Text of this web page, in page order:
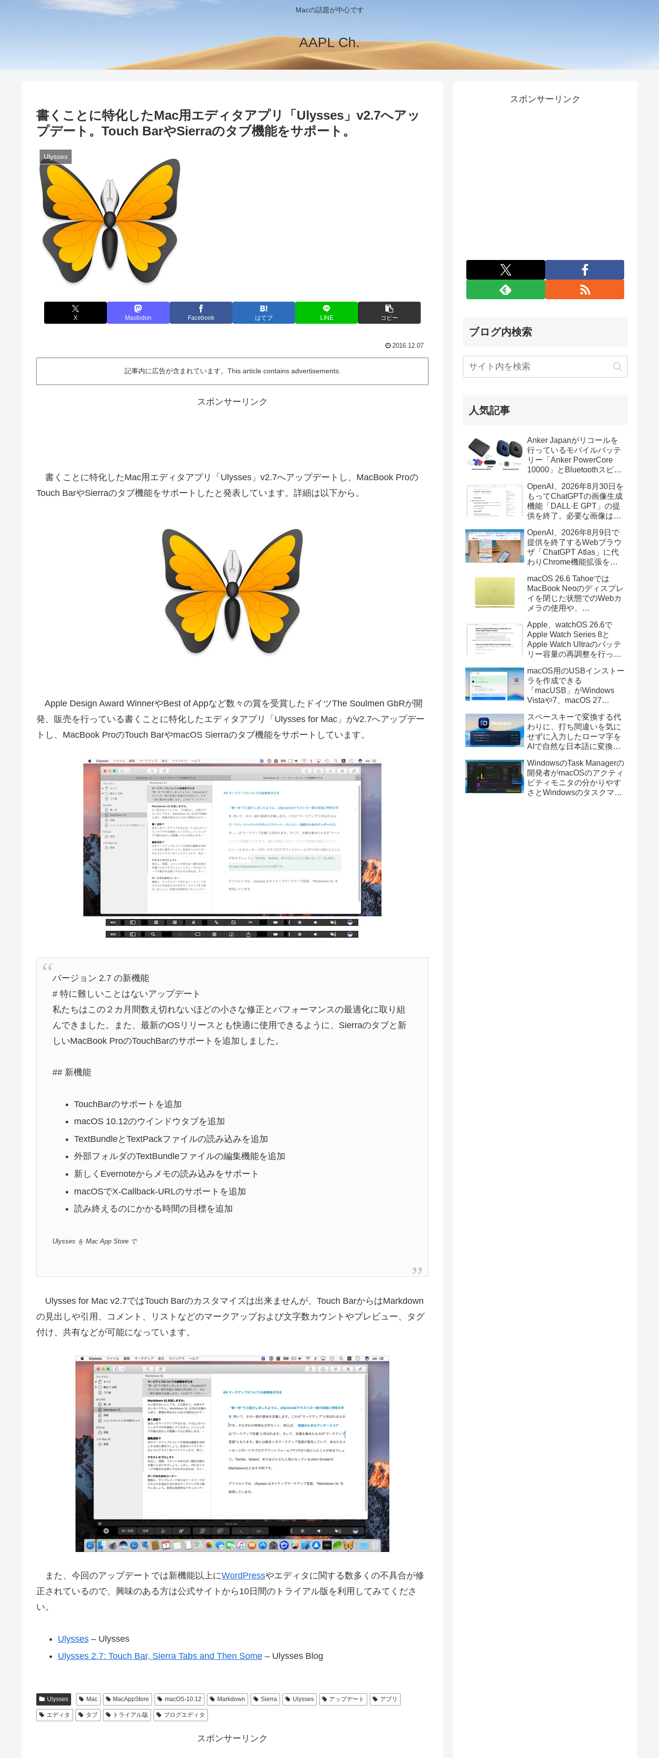
Macの話題が中心です
AAPL Ch.
書くことに特化したMac用エディタアプリ「Ulysses」v2.7へアッ
プデート。Touch BarやSierraのタブ機能をサポート。
Ulysses
X Mastodon Facebook はてブ LINE コピー
2016.12.07
記事内に広告が含まれています。This article contains advertisements.
スポンサーリンク
書くことに特化したMac用エディタアプリ「Ulysses」v2.7へアップデートし、MacBook Proの
Touch BarやSierraのタブ機能をサポートしたと発表しています。詳細は以下から。
Apple Design Award WinnerやBest of Appなど数々の賞を受賞したドイツThe Soulmen GbRが開
発、販売を行っている書くことに特化したエディタアプリ「Ulysses for Mac」がv2.7へアップデー
トし、MacBook ProのTouch BarやmacOS Sierraのタブ機能をサポートしています。
バージョン 2.7 の新機能
# 特に難しいことはないアップデート
私たちはこの２カ月間数え切れないほどの小さな修正とパフォーマンスの最適化に取り組
んできました。また、最新のOSリリースとも快適に使用できるように、Sierraのタブと新
しいMacBook ProのTouchBarのサポートを追加しました。
## 新機能
TouchBarのサポートを追加
macOS 10.12のウインドウタブを追加
TextBundleとTextPackファイルの読み込みを追加
外部フォルダのTextBundleファイルの編集機能を追加
新しくEvernoteからメモの読み込みをサポート
macOSでX-Callback-URLのサポートを追加
読み終えるのにかかる時間の目標を追加
Ulysses を Mac App Store で
Ulysses for Mac v2.7ではTouch Barのカスタマイズは出来ませんが、Touch BarからはMarkdown
の見出しや引用、コメント、リストなどのマークアップおよび文字数カウントやプレビュー、タグ
付け、共有などが可能になっています。
また、今回のアップデートでは新機能以上にWordPressやエディタに関する数多くの不具合が修
正されているので、興味のある方は公式サイトから10日間のトライアル版を利用してみてくださ
い。
Ulysses– Ulysses
Ulysses 2.7: Touch Bar, Sierra Tabs and Then Some– Ulysses Blog
Ulysses Mac MacAppStore macOS-10.12 Markdown Sierra Ulysses アップデート アプリ
エディタ タブ トライアル版 ブログエディタ
スポンサーリンク
スポンサーリンク
ブログ内検索
人気記事
Anker Japanがリコールを
行っているモバイルバッテ
リー「Anker PowerCore
10000」とBluetoothスピー
辺を焼損する火災が6月に3
件発生していたそうなので
注意を。
OpenAI、2026年8月30日を
もってChatGPTの画像生成
機能「DALL·E GPT」の提
供を終了。必要な画像は期
OpenAI、2026年8月9日で
提供を終了するWebブラウ
ザ「ChatGPT Atlas」に代
わりChrome機能拡張をア
画の質問やAsk ChatGPT機
能を追加。
macOS 26.6 Tahoeでは
MacBook Neoのディスプレ
イを閉じた状態でのWebカ
メラの使用や、
利用しMacBook Neoを復元
する際の安定性が向上。
Apple、watchOS 26.6で
Apple Watch Series 8と
Apple Watch Ultraのバッテ
リー容量の再調整を行った
macOS用のUSBインストー
ラを作成できる
「macUSB」がWindows
Vistaや7、macOS 27
トーラの作成に対応。
スペースキーで変換する代
わりに、打ち間違いを気に
せずに入力したローマ字を
AIで自然な日本語に変換し
力アプリ「Nospace」がリ
リース。
WindowsのTask Managerの
開発者がmacOSのアクティ
ビティモニタの分かりやす
さとWindowsのタスクマネ